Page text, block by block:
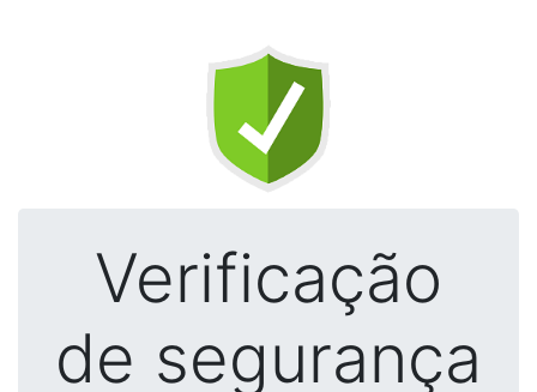
Verificação
de segurança